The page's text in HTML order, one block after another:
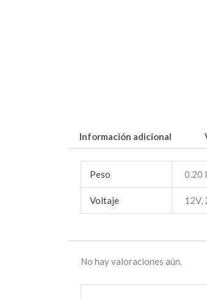
Información adicional
Peso 0.20
Voltaje 12V,
No hay valoraciones aún.